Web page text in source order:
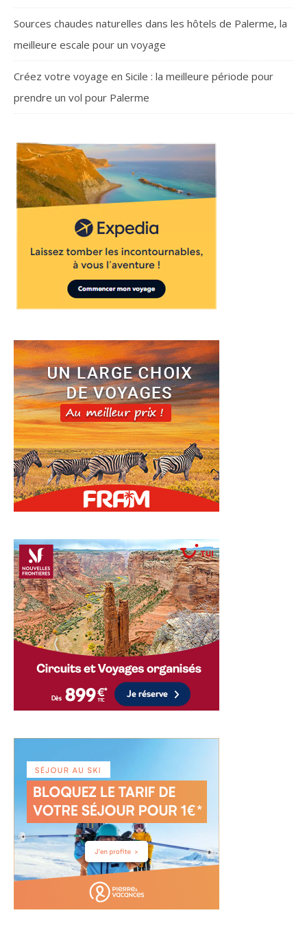
Sources chaudes naturelles dans les hôtels de Palerme, la
meilleure escale pour un voyage
Créez votre voyage en Sicile : la meilleure période pour
prendre un vol pour Palerme